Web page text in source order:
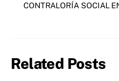
CONTRALORÍA SOCIAL
Related Posts